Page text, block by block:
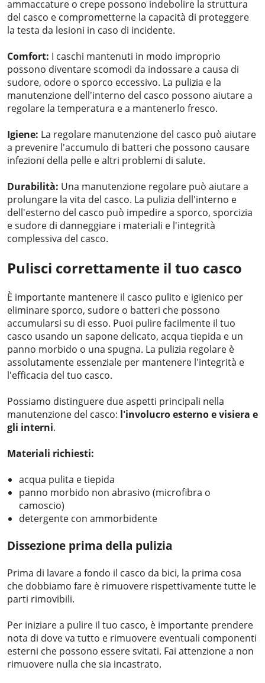
ammaccature o crepe possono indebolire la struttura
del casco e comprometterne la capacità di proteggere
la testa da lesioni in caso di incidente.
Comfort: I caschi mantenuti in modo improprio
possono diventare scomodi da indossare a causa di
sudore, odore o sporco eccessivo. La pulizia e la
manutenzione dell'interno del casco possono aiutare a
regolare la temperatura e a mantenerlo fresco.
Igiene: La regolare manutenzione del casco può aiutare
a prevenire l'accumulo di batteri che possono causare
infezioni della pelle e altri problemi di salute.
Durabilità: Una manutenzione regolare può aiutare a
prolungare la vita del casco. La pulizia dell'interno e
dell'esterno del casco può impedire a sporco, sporcizia
e sudore di danneggiare i materiali e l'integrità
complessiva del casco.
Pulisci correttamente il tuo casco
È importante mantenere il casco pulito e igienico per
eliminare sporco, sudore o batteri che possono
accumularsi su di esso. Puoi pulire facilmente il tuo
casco usando un sapone delicato, acqua tiepida e un
panno morbido o una spugna. La pulizia regolare è
assolutamente essenziale per mantenere l'integrità e
l'efficacia del tuo casco.
Possiamo distinguere due aspetti principali nella
manutenzione del casco: l'involucro esterno evisiera e
gli interni.
Materiali richiesti:
acqua pulita e tiepida
panno morbido non abrasivo (microfibra o
camoscio)
detergente con ammorbidente
Dissezione prima della pulizia
Prima di lavare a fondo il casco da bici, la prima cosa
che dobbiamo fare è rimuovere rispettivamente tutte le
parti rimovibili.
Per iniziare a pulire il tuo casco, è importante prendere
nota di dove va tutto e rimuovere eventuali componenti
esterni che possono essere svitati. Fai attenzione a non
rimuovere nulla che sia incastrato.